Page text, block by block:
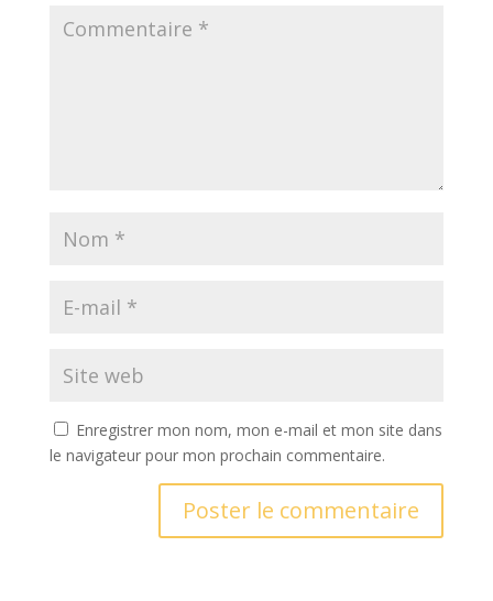
Enregistrer mon nom, mon e-mail et mon site dans
le navigateur pour mon prochain commentaire.